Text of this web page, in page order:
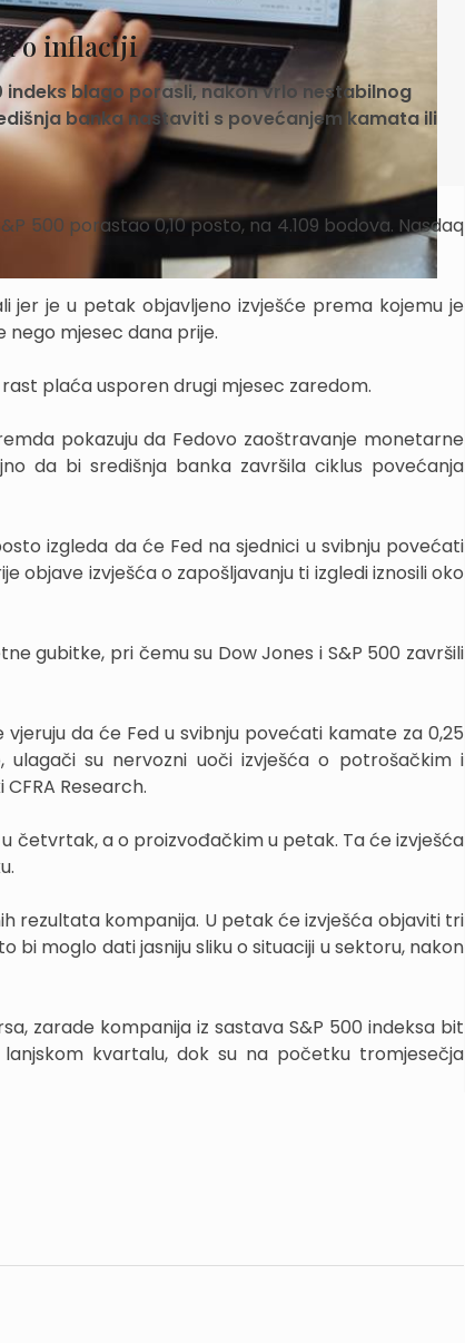
o inflaciji
indeks blago porasli, nakon vrlo nestabilnog
banka nastaviti s povećanjem kamata ili
500 porastao 0,10 posto, na 4.109 bodova. Nasdaq
jer je u petak objavljeno izvješće prema kojemu je
nego mjesec dana prije.
plaća usporen drugi mjesec zaredom.
pokazuju da Fedovo zaoštravanje monetarne
da bi središnja banka završila ciklus povećanja
izgleda da će Fed na sjednici u svibnju povećati
objave izvješća o zapošljavanju ti izgledi iznosili oko
gubitke, pri čemu su Dow Jones i S&P 500 završili
da će Fed u svibnju povećati kamate za 0,25
su nervozni uoči izvješća o potrošačkim i
Research.
četvrtak, a o proizvođačkim u petak. Ta će izvješća
rezultata kompanija. U petak će izvješća objaviti tri
bi moglo dati jasniju sliku o situaciji u sektoru, nakon
zarade kompanija iz sastava S&P 500 indeksa bit
kvartalu, dok su na početku tromjesečja